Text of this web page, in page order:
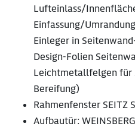
Lufteinlass/
Einfassung/
Einleger in
Design-Folien
Leichtmetallfelgen für
Bereifung)
Rahmenfenster SEITZ
Aufbautür: